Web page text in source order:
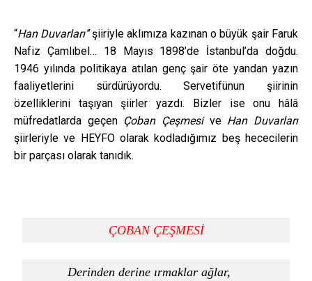
“Han Duvarları’’şiiriyle aklımıza kazınan o büyük şair Faruk
Nafiz Çamlıbel… 18 Mayıs 1898’de İstanbul’da doğdu.
1946 yılında politikaya atılan genç şair öte yandan yazın
faaliyetlerini sürdürüyordu. Servetifünun şiirinin
özelliklerini taşıyan şiirler yazdı. Bizler ise onu hâlâ
müfredatlarda geçen Çoban Çeşmesi ve Han Duvarları
şiirleriyle ve HEYFO olarak kodladığımız beş hececilerin
bir parçası olarak tanıdık.
ÇOBAN ÇEŞMESİ
Derinden derine ırmaklar ağlar,